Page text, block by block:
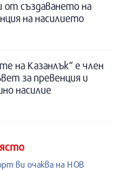
от създаването на
на насилието
на Казанлък“ е член
за превенция и
насилие
ви очаква на НОВ